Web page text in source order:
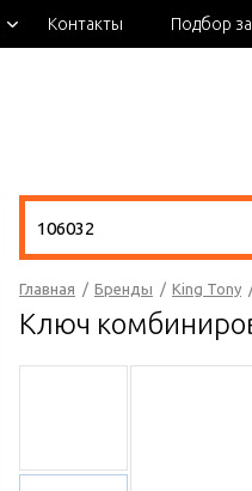
Контакты Подбор
Главная / Бренды / King Tony
Ключ